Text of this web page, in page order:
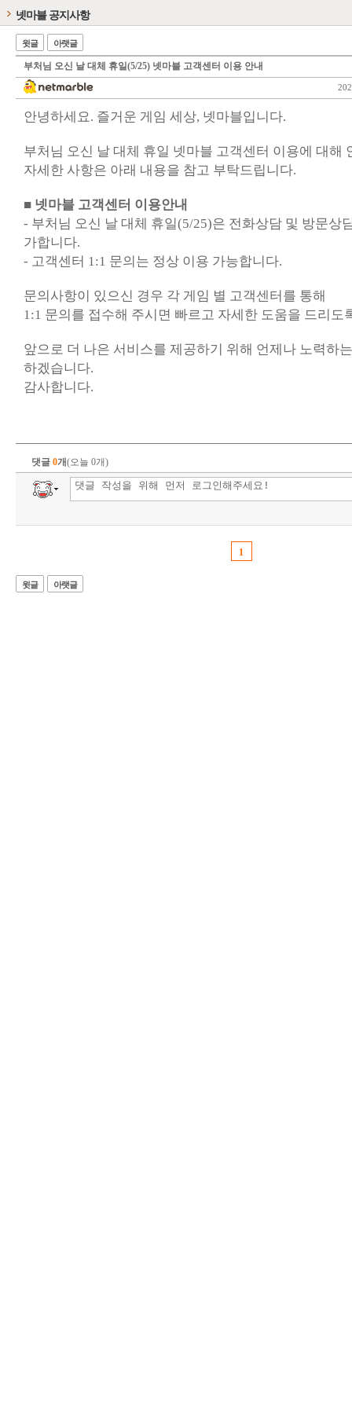
넷마블 공지사항
윗글 아랫글
부처님 오신 날 대체 휴일(5/25) 넷마블 고객센터 이용 안내
안녕하세요. 즐거운 게임 세상, 넷마블입니다.
부처님 오신 날 대체 휴일 넷마블 고객센터 이용에 대해
자세한 사항은 아래 내용을 참고 부탁드립니다.
■ 넷마블 고객센터 이용안내
- 부처님 오신 날 대체 휴일(5/25)은 전화상담 및 방문상
가합니다.
- 고객센터 1:1 문의는 정상 이용 가능합니다.
문의사항이 있으신 경우 각 게임 별 고객센터를 통해
1:1 문의를 접수해 주시면 빠르고 자세한 도움을 드리도
앞으로 더 나은 서비스를 제공하기 위해 언제나 노력하
하겠습니다.
감사합니다.
댓글 0개(오늘 0개)
1
윗글 아랫글